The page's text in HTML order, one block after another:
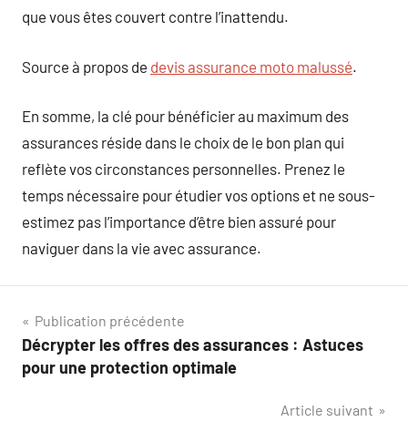
que vous êtes couvert contre l’inattendu.
Source à propos de devis assurance moto malussé.
En somme, la clé pour bénéficier au maximum des
assurances réside dans le choix de le bon plan qui
reflète vos circonstances personnelles. Prenez le
temps nécessaire pour étudier vos options et ne sous-
estimez pas l’importance d’être bien assuré pour
naviguer dans la vie avec assurance.
Navigation
de
Publication précédente
Décrypter les offres des assurances : Astuces
pour une protection optimale
Article suivant